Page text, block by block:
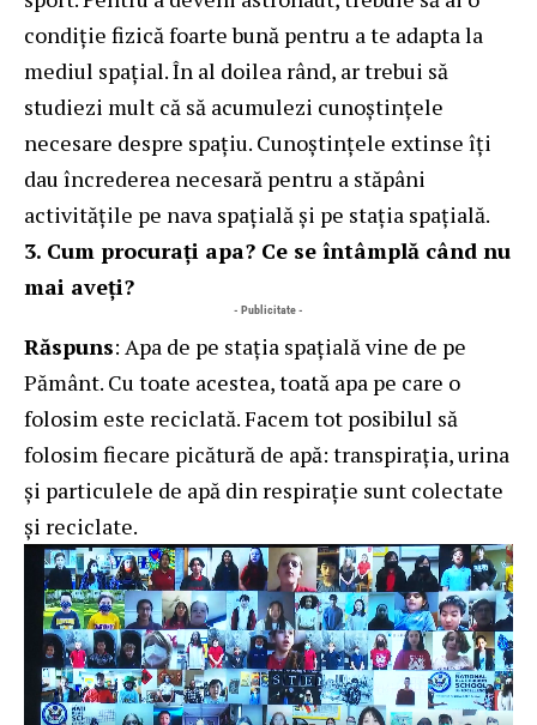
condiție fizică foarte bună pentru a te adapta la
mediul spațial. În al doilea rând, ar trebui să
studiezi mult că să acumulezi cunoștințele
necesare despre spațiu. Cunoștințele extinse îți
dau încrederea necesară pentru a stăpâni
activitățile pe nava spațială și pe stația spațială.
3. Cum procurați apa? Ce se întâmplă când nu
mai aveți?
- Publicitate -
Răspuns: Apa de pe stația spațială vine de pe
Pământ. Cu toate acestea, toată apa pe care o
folosim este reciclată. Facem tot posibilul să
folosim fiecare picătură de apă: transpirația, urina
și particulele de apă din respirație sunt colectate
și reciclate.